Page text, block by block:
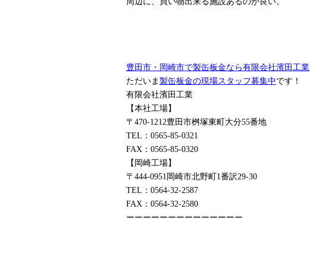
豊田市・岡崎市で製缶板金なら有限会社濱田工業
ただいま製缶板金の現場スタッフ募集中です！
有限会社濱田工業
【本社工場】
〒470-1212豊田市桝塚東町大分55番地
TEL：0565-85-0321
FAX：0565-85-0320
【岡崎工場】
〒444-0951岡崎市北野町1番訳29-30
TEL：0564-32-2587
FAX：0564-32-2580
ーーーーーーーーーーーーーー